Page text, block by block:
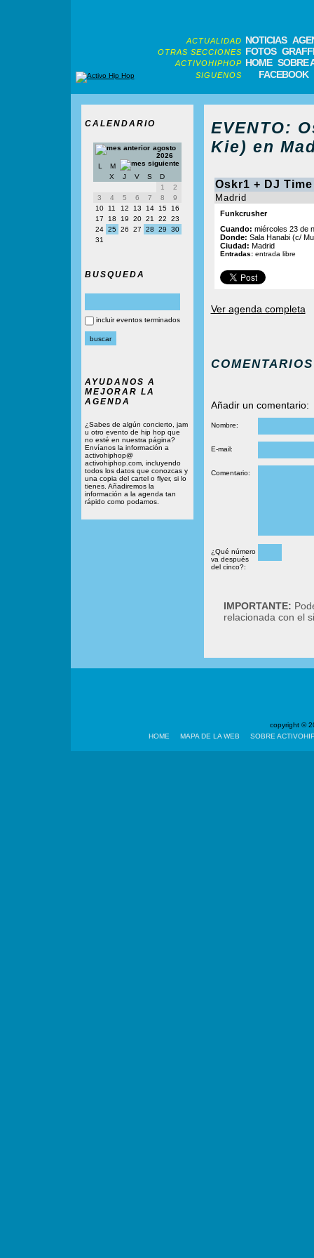
ACTUALIDAD NOTICIAS
OTRAS SECCIONES FOTOS
ACTIVOHIPHOP HOME SOBRE
SIGUENOS FACEBOOK
CALENDARIO
agosto
2026
L
M
X
J V S
D
1
2
3
4 5 6 7 8
9
10
11 12 13 14 15
16
17
18 19 20 21 22
23
24 25 26 27 28 29
30
31
BUSQUEDA
incluir eventos terminados
AYUDANOS A
MEJORAR LA
AGENDA
¿Sabes de algún concierto, jam
u otro evento de hip hop que
no esté en nuestra página?
Envíanos la información a
activohiphop@
activohiphop.com, incluyendo
todos los datos que conozcas y
una copia del cartel o flyer, si lo
tienes. Añadiremos la
información a la agenda tan
rápido como podamos.
EVENTO:
Kie) en
Oskr1 + DJ
Madrid
Funkcrusher
Cuando: miércoles 23 de
Donde: Sala Hanabi (c/
Ciudad: Madrid
Entradas: entrada libre
Ver agenda completa
COMENTARIOS
Añadir un comentario:
Nombre:
E-mail:
Comentario:
¿Qué número
va después
del cinco?:
IMPORTANTE:
relacionada con el
copyright ©
HOME
MAPA DE LA WEB SOBRE